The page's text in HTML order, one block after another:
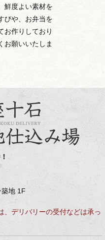
鮮度よい素材を
びや、お弁当を
お作りしており
お願いいたしま
地 1F
デリバリーの受付などは承っ